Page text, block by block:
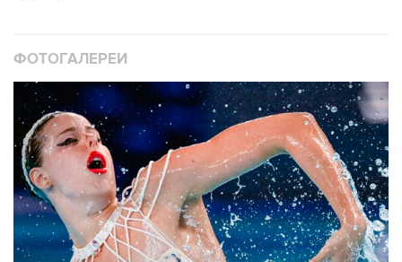
ФОТОГАЛЕРЕИ